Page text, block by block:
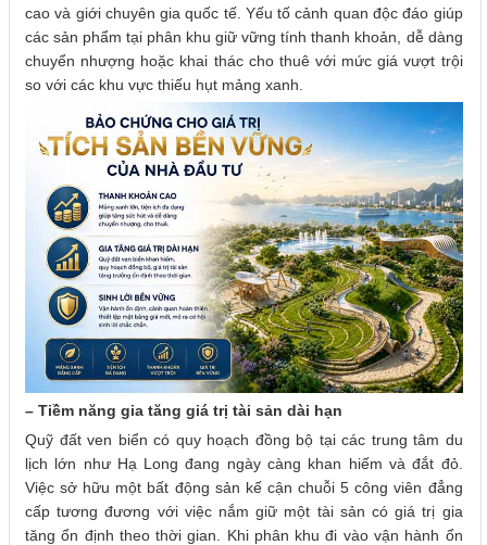
cao và giới chuyên gia quốc tế. Yếu tố cảnh quan độc đáo giúp
các sản phẩm tại phân khu giữ vững tính thanh khoản, dễ dàng
chuyển nhượng hoặc khai thác cho thuê với mức giá vượt trội
so với các khu vực thiếu hụt mảng xanh.
– Tiềm năng gia tăng giá trị tài sản dài hạn
Quỹ đất ven biển có quy hoạch đồng bộ tại các trung tâm du
lịch lớn như Hạ Long đang ngày càng khan hiếm và đắt đỏ.
Việc sở hữu một bất động sản kế cận chuỗi 5 công viên đẳng
cấp tương đương với việc nắm giữ một tài sản có giá trị gia
tăng ổn định theo thời gian. Khi phân khu đi vào vận hành ổn